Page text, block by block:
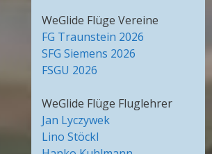
WeGlide Flüge Vereine
FG Traunstein 2026
SFG Siemens 2026
FSGU 2026
WeGlide Flüge Fluglehrer
Jan Lyczywek
Lino Stöckl